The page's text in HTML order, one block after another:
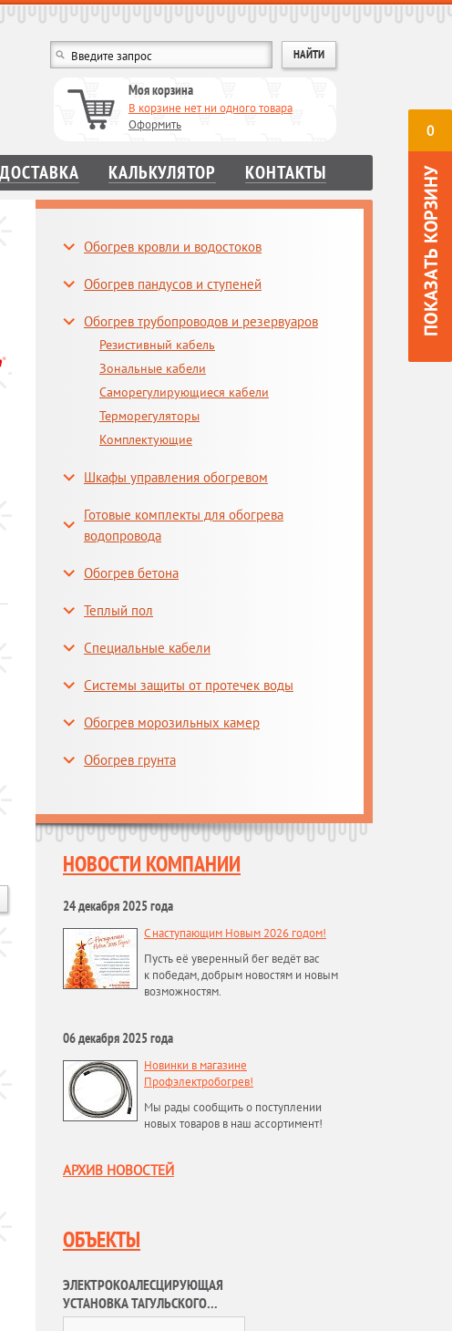
Моя корзина
В корзине нет ни одного товара
Оформить
КАЛЬКУЛЯТОР КОНТАКТЫ
Обогрев кровли и водостоков
Обогрев пандусов и ступеней
Обогрев трубопроводов и резервуаров
Резистивный кабель
Зональные кабели
Саморегулирующиеся кабели
Терморегуляторы
Комплектующие
Шкафы управления обогревом
Готовые комплекты для обогрева
водопровода
Обогрев бетона
Теплый пол
Специальные кабели
Системы защиты от протечек воды
Обогрев морозильных камер
Обогрев грунта
НОВОСТИ КОМПАНИИ
24 декабря 2025 года
С наступающим Новым 2026 годом!
Пусть её уверенный бег ведёт вас
к победам, добрым новостям и новым
возможностям.
06 декабря 2025 года
Новинки в магазине
Профэлектробогрев!
Мы рады сообщить о поступлении
новых товаров в наш ассортимент!
АРХИВ НОВОСТЕЙ
ОБЪЕКТЫ
ЭЛЕКТРОКОАЛЕСЦИРУЮЩАЯ
УСТАНОВКА ТАГУЛЬСКОГО
МЕСТОРОЖДЕНИЯ
0